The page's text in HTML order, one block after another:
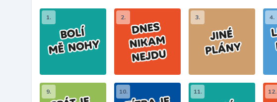
1. 2. 3. 4.
9. 10. 11. 12.